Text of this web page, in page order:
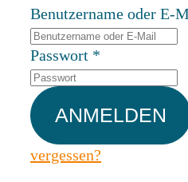
Benutzername oder E-
Passwort *
vergessen?